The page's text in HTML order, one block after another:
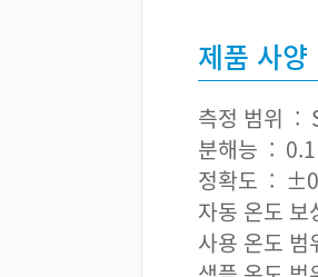
제품 사양
측정 범위 :
분해능 : 0.1
정확도 :
자동 온도
사용 온도